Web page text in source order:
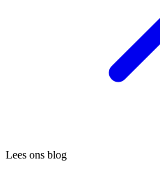
Lees ons blog